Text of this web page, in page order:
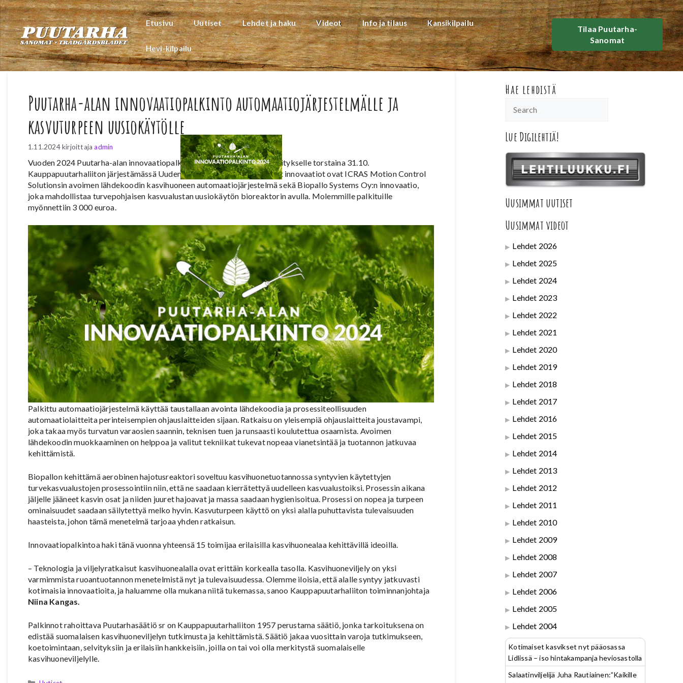
Siirry
sisältöön
Etusivu Uutiset Lehdet ja haku Videot Info ja tilaus Kansikilpailu
Hevi-kilpailu
Tilaa Puutarha-
Sanomat
Puutarha-alan innovaatiopalkinto automaatiojärjestelmälle ja
kasvuturpeen uusiokäytölle
1.11.2024 kirjoittajaadmin
Vuoden 2024 Puutarha-alan innovaatiopalkinto on jaettu kahdelle eri yritykselle torstaina 31.10.
Kauppapuutarhaliiton järjestämässä Uuden Tekniikan Päivässä. Palkitut innovaatiot ovat ICRAS Motion Control
Solutionsin avoimen lähdekoodin kasvihuoneen automaatiojärjestelmä sekä Biopallo Systems Oy:n innovaatio,
joka mahdollistaa turvepohjaisen kasvualustan uusiokäytön bioreaktorin avulla. Molemmille palkituille
myönnettiin 3 000 euroa.
Palkittu automaatiojärjestelmä käyttää taustallaan avointa lähdekoodia ja prosessiteollisuuden
automaatiolaitteita perinteisempien ohjauslaitteiden sijaan. Ratkaisu on yleisempiä ohjauslaitteita joustavampi,
joka takaa myös turvatun varaosien saannin, teknisen tuen ja runsaasti koulutettua osaamista. Avoimen
lähdekoodin muokkaaminen on helppoa ja valitut tekniikat tukevat nopeaa vianetsintää ja tuotannon jatkuvaa
kehittämistä.
Biopallon kehittämä aerobinen hajotusreaktori soveltuu kasvihuonetuotannossa syntyvien käytettyjen
turvekasvualustojen prosessointiin niin, että ne saadaan kierrätettyä uudelleen kasvualustoiksi. Prosessin aikana
jäljelle jääneet kasvin osat ja niiden juuret hajoavat ja massa saadaan hygienisoitua. Prosessi on nopea ja turpeen
ominaisuudet saadaan säilytettyä melko hyvin. Kasvuturpeen käyttö on yksi alalla puhuttavista tulevaisuuden
haasteista, johon tämä menetelmä tarjoaa yhden ratkaisun.
Innovaatiopalkintoa haki tänä vuonna yhteensä 15 toimijaa erilaisilla kasvihuonealaa kehittävillä ideoilla.
– Teknologia ja viljelyratkaisut kasvihuonealalla ovat erittäin korkealla tasolla. Kasvihuoneviljely on yksi
varmimmista ruoantuotannon menetelmistä nyt ja tulevaisuudessa. Olemme iloisia, että alalle syntyy jatkuvasti
kotimaisia innovaatioita, ja haluamme olla mukana niitä tukemassa, sanoo Kauppapuutarhaliiton toiminnanjohtaja
Niina Kangas.
Palkinnot rahoittava Puutarhasäätiö sr on Kauppapuutarhaliiton 1957 perustama säätiö, jonka tarkoituksena on
edistää suomalaisen kasvihuoneviljelyn tutkimusta ja kehittämistä. Säätiö jakaa vuosittain varoja tutkimukseen,
koetoimintaan, selvityksiin ja erilaisiin hankkeisiin, joilla on tai voi olla merkitystä suomalaiselle
kasvihuoneviljelylle.
Hae lehdistä
Lue Digilehtiä!
Uusimmat uutiset
Uusimmat videot
Lehdet 2026
Lehdet 2025
Lehdet 2024
Lehdet 2023
Lehdet 2022
Lehdet 2021
Lehdet 2020
Lehdet 2019
Lehdet 2018
Lehdet 2017
Lehdet 2016
Lehdet 2015
Lehdet 2014
Lehdet 2013
Lehdet 2012
Lehdet 2011
Lehdet 2010
Lehdet 2009
Lehdet 2008
Lehdet 2007
Lehdet 2006
Lehdet 2005
Lehdet 2004
Kotimaiset kasvikset nyt pääosassa
Lidlissä – iso hintakampanja heviosastolla
Salaatinviljelijä Juha Rautiainen:”Kaikille